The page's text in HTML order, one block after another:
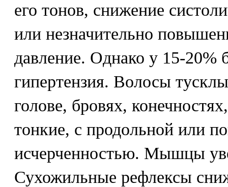
его тонов, снижение
или незначительно
давление. Однако у 15-20%
гипертензия. Волосы
голове, бровях,
тонкие, с продольной или
исчерченностью. Мышцы
Сухожильные рефлексы